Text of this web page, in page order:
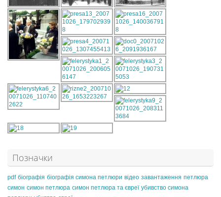
Позначки
pdf біографія біографія симона петлюри відео завантаження петлюра
симон симон петлюра симон петлюра та євреї убивство симона